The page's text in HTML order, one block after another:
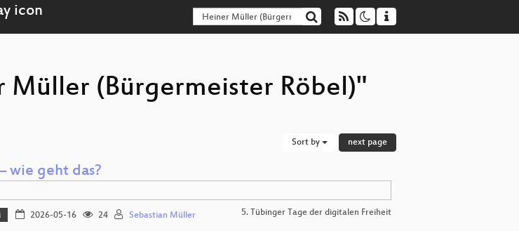
Müller (Bürgermeister Röbel)"
Sort by next page
wie geht das?
2026-05-16 24 Sebastian Müller 5. Tübinger Tage der digitalen Freiheit